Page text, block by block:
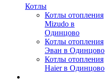
Котлы
Котлы отопления
Mizudo в
Одинцово
Котлы отопления
Эван в Одинцово
Котлы отопления
Haier в Одинцово